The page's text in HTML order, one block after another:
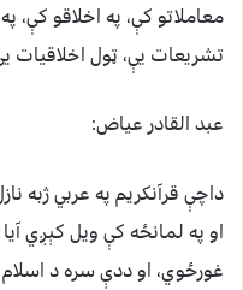
معاملاتو کې، په اخلاقو کې،
تشریعات یې، ټول اخلاقیات
عبد القادر عياض:
داچې قرآنکریم په عربي ژبه
او په لمانځه کې ویل کېږي آیا
غورځوي، او ددې سره د